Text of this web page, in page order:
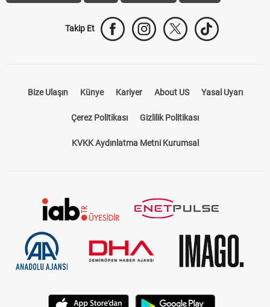
Takip Et
Bize Ulaşın Künye Kariyer About US Yasal Uyarı
Çerez Politikası Gizlilik Politikası
KVKK Aydınlatma Metni Kurumsal